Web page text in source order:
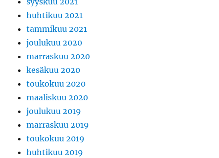
huhtikuu 2021
tammikuu 2021
joulukuu 2020
marraskuu 2020
kesäkuu 2020
toukokuu 2020
maaliskuu 2020
joulukuu 2019
marraskuu 2019
toukokuu 2019
huhtikuu 2019